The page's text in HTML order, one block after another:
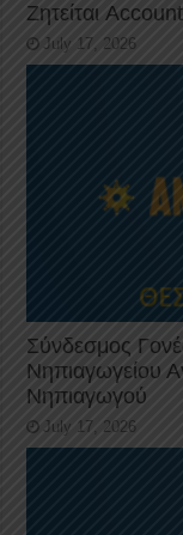
Ζητείται
July 17, 2026
Σύνδεσμος
Νηπιαγωγείου
Νηπιαγωγού
July 17, 2026